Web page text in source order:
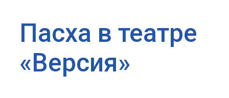
Пасха в театре
«Версия»